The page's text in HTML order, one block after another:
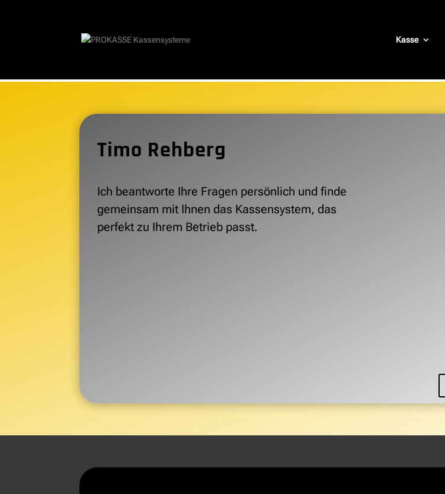
Kasse
Timo Rehberg
Ich beantworte Ihre Fragen persönlich und finde
gemeinsam mit Ihnen das Kassensystem, das
perfekt zu Ihrem Betrieb passt.